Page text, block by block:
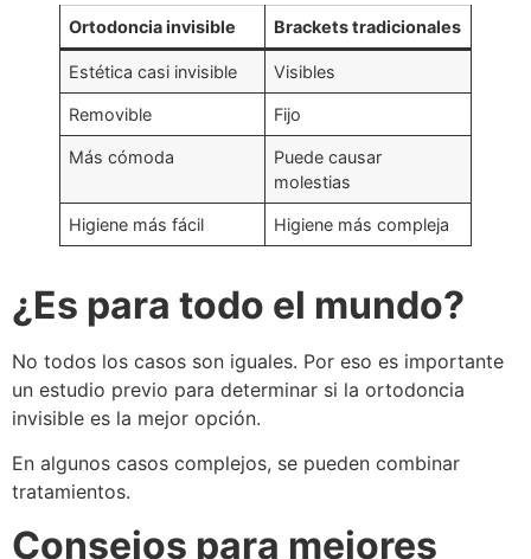
Ortodoncia invisible Brackets tradicionales
Estética casi invisible Visibles
Removible Fijo
Más cómoda
Puede causar
molestias
Higiene más fácil Higiene más compleja
¿Es para todo el mundo?
No todos los casos son iguales. Por eso es importante
un estudio previo para determinar si la ortodoncia
invisible es la mejor opción.
En algunos casos complejos, se pueden combinar
tratamientos.
Consejos para mejores